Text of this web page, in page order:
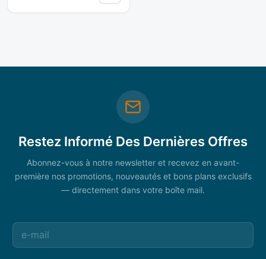
Restez Informé Des Dernières Offres
Abonnez-vous à notre newsletter et recevez en avant-
première nos promotions, nouveautés et bons plans exclusifs
— directement dans votre boîte mail.